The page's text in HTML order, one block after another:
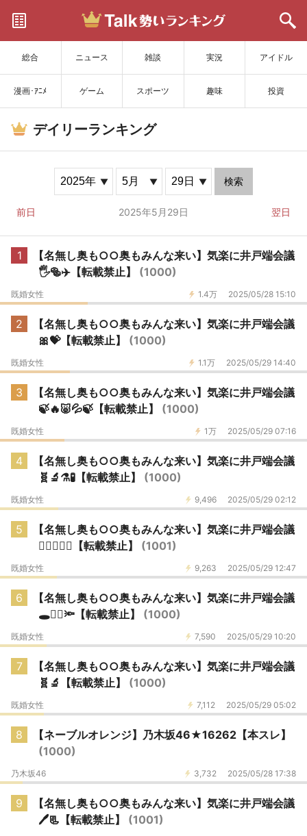
総合 ニュース 雑談 実況 アイドル
漫画･ｱﾆﾒ ゲーム スポーツ 趣味 投資
サイトを更新
デイリーランキング
検索
前日 2025年5月29日 翌日
1
【名無し奥も○○奥もみんな来い】気楽に井戸端会議
🖐️🥯✈️【転載禁止】 (1000)
1.4万 2025/05/28 15:10
既婚女性
2
【名無し奥も○○奥もみんな来い】気楽に井戸端会議
🎀💝【転載禁止】 (1000)
1.1万 2025/05/29 14:40
既婚女性
3
【名無し奥も○○奥もみんな来い】気楽に井戸端会議
🍃🔥🐷💦🍃【転載禁止】 (1000)
1万 2025/05/29 07:16
既婚女性
4
【名無し奥も○○奥もみんな来い】気楽に井戸端会議
🧬🔬⚗️🧪【転載禁止】 (1000)
9,496 2025/05/29 02:12
既婚女性
5
【名無し奥も○○奥もみんな来い】気楽に井戸端会議
🐦‍🔥🐤🐣🐥【転載禁止】 (1001)
9,263 2025/05/29 12:47
既婚女性
6
【名無し奥も○○奥もみんな来い】気楽に井戸端会議
🕳️🙂‍↕️🔦【転載禁止】 (1000)
7,590 2025/05/29 10:20
既婚女性
7
【名無し奥も○○奥もみんな来い】気楽に井戸端会議
🧬🔬【転載禁止】 (1000)
7,112 2025/05/29 05:02
既婚女性
8
【ネーブルオレンジ】乃木坂46★16262【本スレ】
(1000)
3,732 2025/05/28 17:38
乃木坂46
9
【名無し奥も○○奥もみんな来い】気楽に井戸端会議
🖊️📃【転載禁止】 (1001)